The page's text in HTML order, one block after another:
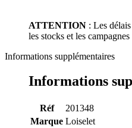
ATTENTION : Les
les stocks et les
Informations supplémentaires
Informations
Réf
201348
Marque Loiselet